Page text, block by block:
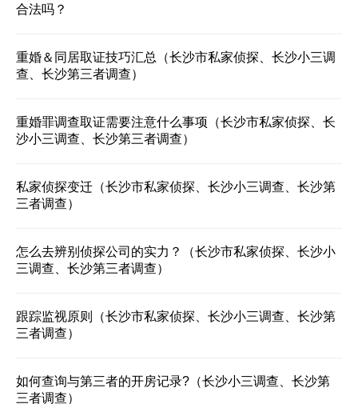
合法吗？
重婚＆同居取证技巧汇总（长沙市私家侦探、长沙小三调
查、长沙第三者调查）
重婚罪调查取证需要注意什么事项（长沙市私家侦探、长
沙小三调查、长沙第三者调查）
私家侦探变迁（长沙市私家侦探、长沙小三调查、长沙第
三者调查）
怎么去辨别侦探公司的实力？（长沙市私家侦探、长沙小
三调查、长沙第三者调查）
跟踪监视原则（长沙市私家侦探、长沙小三调查、长沙第
三者调查）
如何查询与第三者的开房记录?（长沙小三调查、长沙第
三者调查）